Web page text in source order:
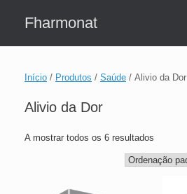
Fharmonat
Início / Produtos / Saúde / Alivio da Dor
Alivio da Dor
A mostrar todos os 6 resultados